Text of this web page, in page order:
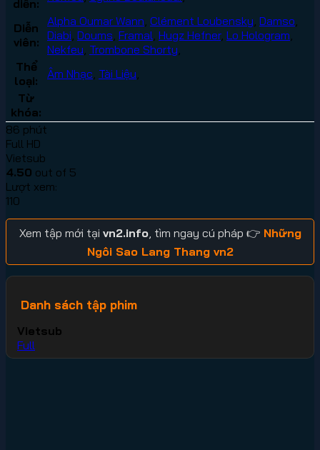
diễn:
Diễn
viên:
Alpha Oumar Wann Clément Loubensky Damso
Diabi Doums Framal Hugz Hefner, Lo Hologram
Nekfeu Trombone Shorty
Thể
loại:
Âm Nhạc Tài Liệu
Từ
khóa:
86 phút
Full HD
Vietsub
4.50 out of 5
Lượt xem:
110
Xem tập mới tại vn2.info, tìm ngay cú pháp 👉 Những
Ngôi Sao Lang Thang vn2
Danh sách tập phim
Vietsub
Full